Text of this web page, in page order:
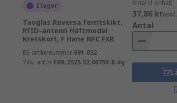
I lager
Taoglas Reversa ferritskikt.
RFID-antenn Häftmedel
Kretskort, F Hane NFC FXR
RS-artikelnummer 691-032
Tillv. art.nr FXR.2525.52.0075X.B.dg
Antal (1 enhet)
37,86 kr
Antal